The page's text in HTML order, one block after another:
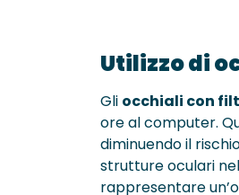
Utilizzo di
Gli occhiali con
ore al computer.
diminuendo il
strutture oculari
rappresentare